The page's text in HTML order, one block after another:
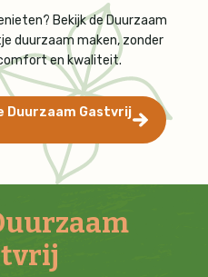
Bekijk de Duurzaam
duurzaam maken, zonder
en kwaliteit.
Duurzaam Gastvrij